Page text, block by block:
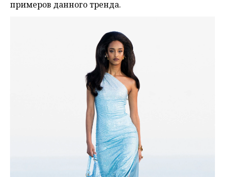
примеров данного тренда.